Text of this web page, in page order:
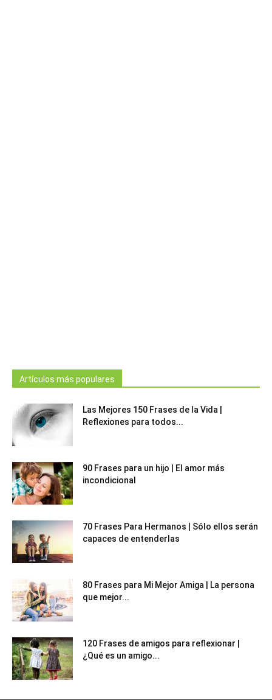
Artículos más populares
Las Mejores 150 Frases de la Vida |
Reflexiones para todos...
90 Frases para un hijo | El amor más
incondicional
70 Frases Para Hermanos | Sólo ellos serán
capaces de entenderlas
80 Frases para Mi Mejor Amiga | La persona
que mejor...
120 Frases de amigos para reflexionar |
¿Qué es un amigo...